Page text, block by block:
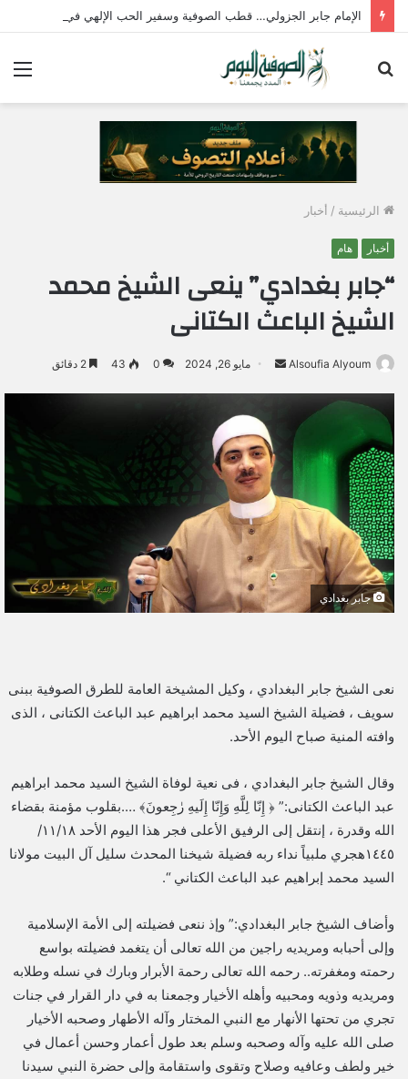
الإمام جابر الجزولي… قطب الصوفية وسفير الحب الإلهي في مصر
الرئيسية / أخبار
أخبار هام
“جابر بغدادي” ينعى الشيخ محمد
الشيخ الباعث الكتانى
Alsoufia Alyoum
ل
ب
ر
ي
د
ا
إ
ل
ك
ن
ي
ا
مايو 26, 2024 0
43
جابر بغدادي
نعى الشيخ جابر البغدادي ، وكيل المشيخة العامة للطرق الصوفية ببنى
سويف ، فضيلة الشيخ السيد محمد ابراهيم عبد الباعث الكتانى ، الذى
وافته المنية صباح اليوم الأحد.
وقال الشيخ جابر البغدادي ، فى نعية لوفاة الشيخ السيد محمد ابراهيم
عبد الباعث الكتانى:” ﴿ إِنّا لِلَّهِ وَإِنّا إِلَيهِ رٰجِعونَ﴾ ….بقلوب مؤمنة بقضاء
الله وقدرة ، إنتقل إلى الرفيق الأعلى فجر هذا اليوم الأحد ١١/١٨/
١٤٤٥هجري ملبياً نداء ربه فضيلة شيخنا المحدث سليل آل البيت مولانا
السيد محمد إبراهيم عبد الباعث الكتاني “.
وأضاف الشيخ جابر البغدادي:” وإذ ننعى فضيلته إلى الأمة الإسلامية
وإلى أحبابه ومريديه راجين من الله تعالى أن يتغمد فضيلته بواسع
رحمته ومغفرته.. رحمه الله تعالى رحمة الأبرار وبارك في نسله وطلابه
ومريديه وذويه ومحبيه وأهله الأخيار وجمعنا به في دار القرار في جنات
تجري من تحتها الأنهار مع النبي المختار وآله الأطهار وصحبه الأخيار
صلى الله عليه وآله وصحبه وسلم بعد طول أعمار وحسن أعمال في
خير ولطف وعافيه وصلاح وتقوى واستقامة وإلى حضرة النبي سيدنا